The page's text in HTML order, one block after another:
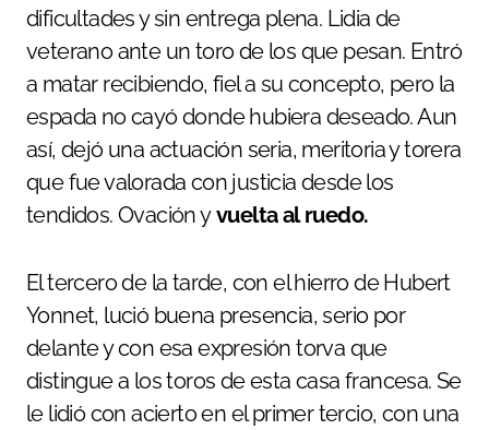
dificultades y sin entrega plena. Lidia de
veterano ante un toro de los que pesan. Entró
a matar recibiendo, fiel a su concepto, pero la
espada no cayó donde hubiera deseado. Aun
así, dejó una actuación seria, meritoria y torera
que fue valorada con justicia desde los
tendidos. Ovación yvuelta al ruedo.
El tercero de la tarde, con el hierro de Hubert
Yonnet, lució buena presencia, serio por
delante y con esa expresión torva que
distingue a los toros de esta casa francesa. Se
le lidió con acierto en el primer tercio, con una